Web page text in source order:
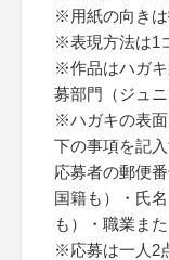
※用紙の向きは
※表現方法は1
※作品はハガ
募部門（ジュ
※ハガキの表面
下の事項を記
応募者の郵便
国籍も）・氏
も）・職業ま
※応募は一人2